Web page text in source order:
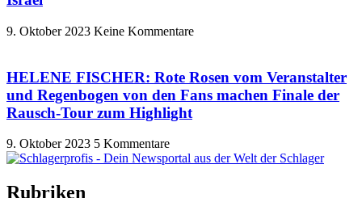
9. Oktober 2023 Keine Kommentare
HELENE FISCHER: Rote Rosen vom Veranstalter
und Regenbogen von den Fans machen Finale der
Rausch-Tour zum Highlight
9. Oktober 2023 5 Kommentare
Rubriken